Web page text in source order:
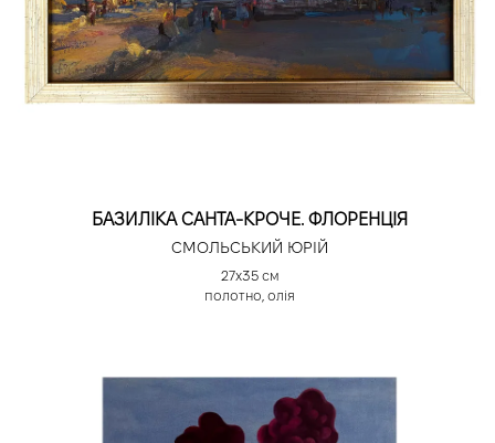
БАЗИЛІКА САНТА-КРОЧЕ. ФЛОРЕНЦІЯ
СМОЛЬСЬКИЙ ЮРІЙ
27х35 см
полотно, олія